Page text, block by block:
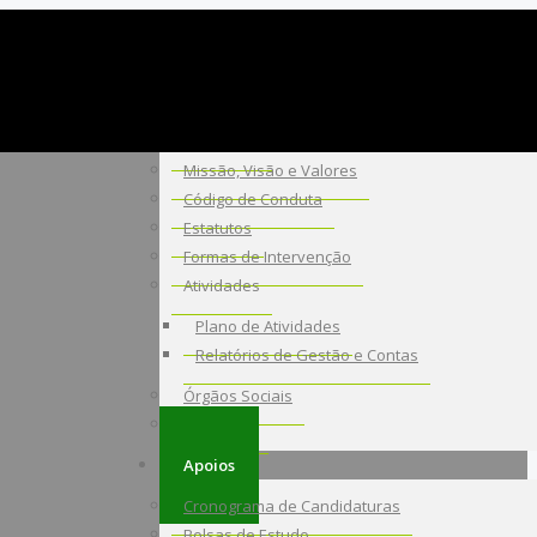
Missão, Visão e Valores
Código de Conduta
Estatutos
Formas de Intervenção
Atividades
Plano de Atividades
Relatórios de Gestão e Contas
Órgãos Sociais
Apoios
Cronograma de Candidaturas